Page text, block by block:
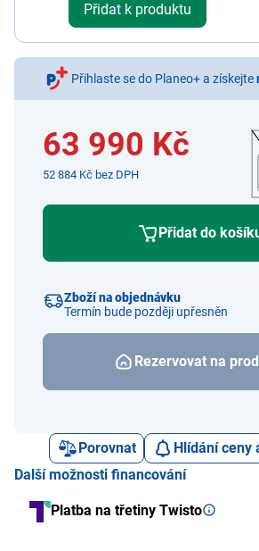
Přidat k produktu
Přihlaste se do Planeo+ a získejte
63 990 Kč
52 884 Kč bez DPH
Přidat do
Zboží na objednávku
Termín bude později upřesněn
Rezervovat na
Porovnat
Hlídání ceny
Další možnosti financování
Platba na třetiny Twisto